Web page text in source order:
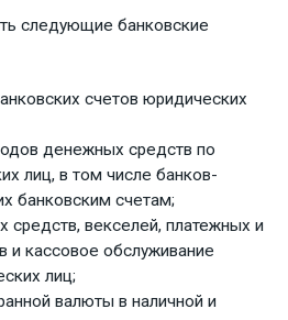
следующие банковские
счетов юридических
денежных средств по
лиц, в том числе банков-
банковским счетам;
векселей, платежных и
и кассовое обслуживание
лиц;
валюты в наличной и